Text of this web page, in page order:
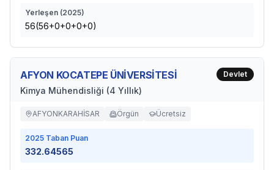
Yerleşen (2025)
56(56+0+0+0+0)
AFYON KOCATEPE ÜNİVERSİTESİ
Kimya Mühendisliği (4 Yıllık)
Devlet
AFYONKARAHİSAR Örgün Ücretsiz
2025 Taban Puan
332.64565